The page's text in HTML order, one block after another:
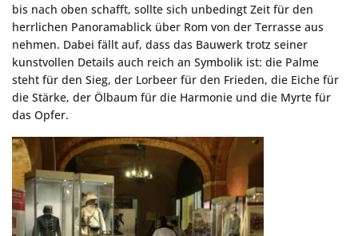
bis nach oben schafft, sollte sich unbedingt Zeit für den
herrlichen Panoramablick über Rom von der Terrasse aus
nehmen. Dabei fällt auf, dass das Bauwerk trotz seiner
kunstvollen Details auch reich an Symbolik ist: die Palme
steht für den Sieg, der Lorbeer für den Frieden, die Eiche für
die Stärke, der Ölbaum für die Harmonie und die Myrte für
das Opfer.